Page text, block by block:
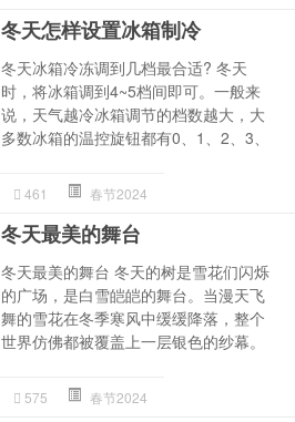
冬天怎样设置冰箱制冷
冬天冰箱冷冻调到几档最合适? 冬天
时，将冰箱调到4~5档间即可。一般来
说，天气越冷冰箱调节的档数越大，大
多数冰箱的温控旋钮都有0、1、2、3、
461 春节2024
冬天最美的舞台
冬天最美的舞台 冬天的树是雪花们闪烁
的广场，是白雪皑皑的舞台。当漫天飞
舞的雪花在冬季寒风中缓缓降落，整个
世界仿佛都被覆盖上一层银色的纱幕。
575 春节2024